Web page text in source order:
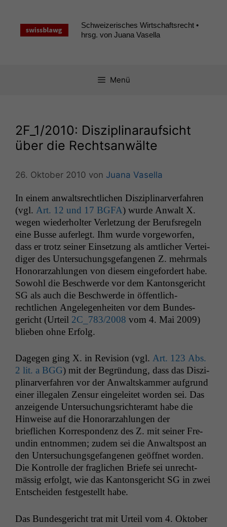
springen
Schweizerisches Wirtschaftsrecht •
hrsg. von Juana Vasella
Menü
2F_1/2010: Disziplinaraufsicht
über die Rechtsanwälte
26. Oktober 2010 von Juana Vasella
In einem anwalt­srechtlichen Diszi­pli­narver­fahren
(vgl. Art. 12 und 17 BGFA) wurde Anwalt X.
wegen wieder­holter Ver­let­zung der Beruf­s­regeln
eine Busse aufer­legt. Ihm wurde vorge­wor­fen,
dass er trotz sein­er Ein­set­zung als amtlich­er Vertei­
di­ger des Unter­suchungs­ge­fan­genen Z. mehrmals
Hon­o­rarzahlun­gen von diesem einge­fordert habe.
Sowohl die Beschw­erde vor dem Kan­ton­s­gericht
SG als auch die Beschw­erde in öffentlich-
rechtlichen Angele­gen­heit­en vor dem Bun­des­
gericht (Urteil 2C_783/2008 vom 4. Mai 2009)
blieben ohne Erfolg.
Dage­gen ging X. in Revi­sion (vgl. Art. 123 Abs.
2 lit. a BGG) mit der Begrün­dung, dass das Diszi­
pli­narver­fahren vor der Anwalt­skam­mer auf­grund
ein­er ille­galen Zen­sur ein­geleit­et wor­den sei. Das
anzeigende Unter­suchungsrichter­amt habe die
Hin­weise auf die Hon­o­rarzahlun­gen der
brieflichen Kor­re­spon­denz des Z. mit sein­er Fre­
undin ent­nom­men; zudem sei die Anwalt­spost an
den Unter­suchungs­ge­fan­genen geöffnet wor­den.
Die Kon­trolle der fraglichen Briefe sei unrecht­
mäs­sig erfol­gt, wie das Kan­ton­s­gericht SG in zwei
Entschei­den fest­gestellt habe.
Das Bun­des­gericht trat mit Urteil vom 4. Okto­ber